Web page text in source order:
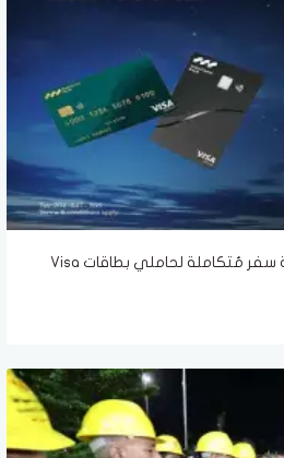
بنك قناة السويس يُقدم تجربة سفر مُتكاملة لحاملي بطاقات Visa